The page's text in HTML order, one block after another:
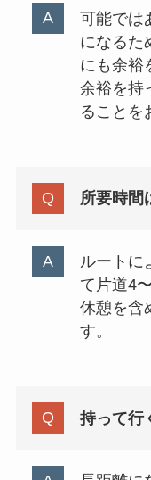
可能では
になるた
にも余裕
余裕を持
ることを
所要時間
ルートに
て片道4
休憩を含
す。
持って行